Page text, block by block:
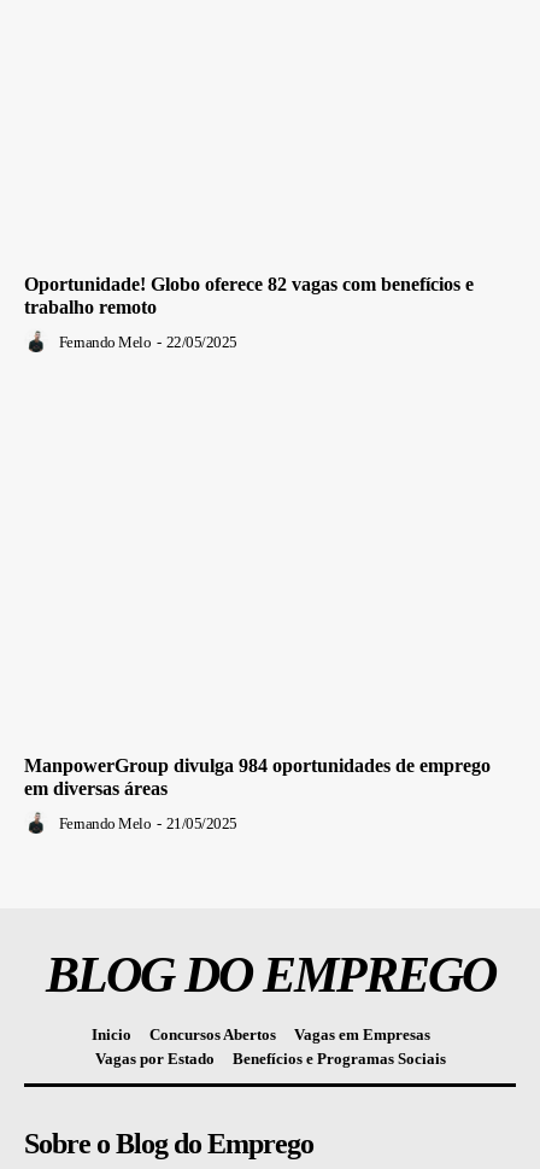
Oportunidade! Globo oferece 82 vagas com benefícios e
trabalho remoto
Fernando Melo - 22/05/2025
ManpowerGroup divulga 984 oportunidades de emprego
em diversas áreas
Fernando Melo - 21/05/2025
BLOG DO EMPREGO
Inicio Concursos Abertos
Vagas em Empresas
Vagas por Estado
Benefícios e Programas Sociais
Sobre o Blog do Emprego